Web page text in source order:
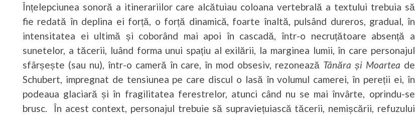
Înțelepciunea sonoră a itinerariilor care alcătuiau coloana vertebrală a textului trebuia să
fie redată în deplina ei forță, o forță dinamică, foarte înaltă, pulsând dureros, gradual, în
intensitatea ei ultimă și coborând mai apoi în cascadă, într-o necruțătoare absență a
sunetelor, a tăcerii, luând forma unui spațiu al exilării, la marginea lumii, în care personajul
sfârșește (sau nu), într-o cameră în care, în mod obsesiv, rezonează Tânăra și Moartea de
Schubert, impregnat de tensiunea pe care discul o lasă în volumul camerei, în pereții ei, în
podeaua glaciară și în fragilitatea ferestrelor, atunci când nu se mai învârte, oprindu-se
brusc. În acest context, personajul trebuie să supraviețuiască tăcerii, nemișcării, refuzului